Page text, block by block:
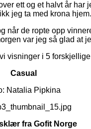
ett og et halvt år har
jeg ta med krona hjem.
når de ropte opp
var jeg så glad at
visninger i 5
Casual
Natalia Pipkina
fra Gofit Norge